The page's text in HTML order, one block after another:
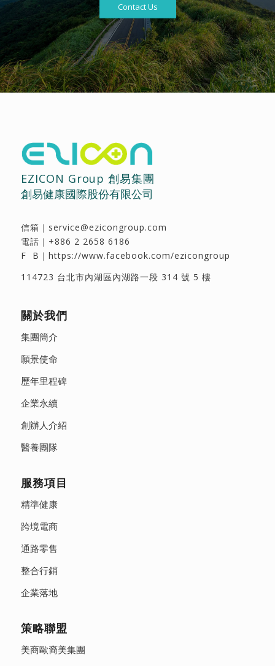
Contact Us
EZICON Group 創易集團
創易健康國際股份有限公司
信箱｜ service@ezicongroup.com
電話｜ +886 2 2658 6186
F B｜ https://www.facebook.com/ezicongroup
114723 台北市內湖區內湖路一段 314 號 5 樓
關於我們
集團簡介
願景使命
歷年里程碑
企業永續
創辦人介紹
醫養團隊
服務項目
精準健康
跨境電商
通路零售
整合行銷
企業落地
策略聯盟
美商歐裔美集團